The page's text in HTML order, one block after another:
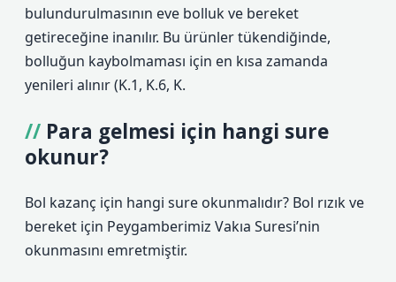
bulundurulmasının eve bolluk ve bereket
getireceğine inanılır. Bu ürünler tükendiğinde,
bolluğun kaybolmaması için en kısa zamanda
yenileri alınır (K.1, K.6, K.
Para gelmesi için hangi sure
okunur?
Bol kazanç için hangi sure okunmalıdır? Bol rızık ve
bereket için Peygamberimiz Vakıa Suresi’nin
okunmasını emretmiştir.